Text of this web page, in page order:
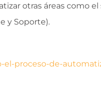
otras áreas como el
y Soporte).
proceso-de-